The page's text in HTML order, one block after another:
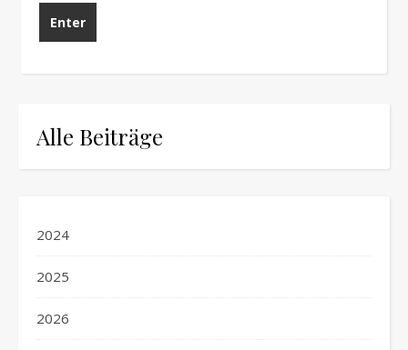
Alle Beiträge
2024
2025
2026